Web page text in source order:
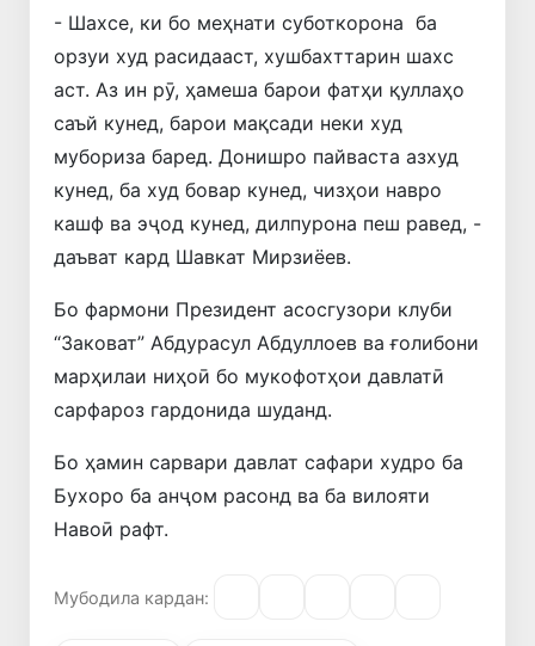
- Шахсе, ки бо меҳнати суботкорона ба
орзуи худ расидааст, хушбахттарин шахс
аст. Аз ин рӯ, ҳамеша барои фатҳи қуллаҳо
саъй кунед, барои мақсади неки худ
мубориза баред. Донишро пайваста азхуд
кунед, ба худ бовар кунед, чизҳои навро
кашф ва эҷод кунед, дилпурона пеш равед, -
даъват кард Шавкат Мирзиёев.
Бо фармони Президент асосгузори клуби
“Заковат” Абдурасул Абдуллоев ва ғолибони
марҳилаи ниҳоӣ бо мукофотҳои давлатӣ
сарфароз гардонида шуданд.
Бо ҳамин сарвари давлат сафари худро ба
Бухоро ба анҷом расонд ва ба вилояти
Навоӣ рафт.
Мубодила кардан: